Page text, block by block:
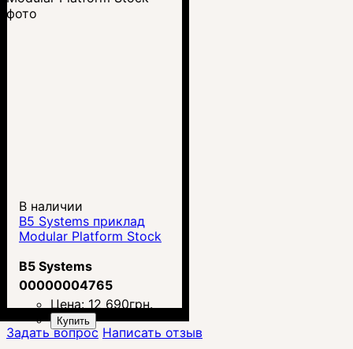
В наличии
B5 Systems приклад
Modular Platform Stock
B5 Systems
00000004765
Цена: 12 690грн.
Купить
Задать вопрос Написать отзыв